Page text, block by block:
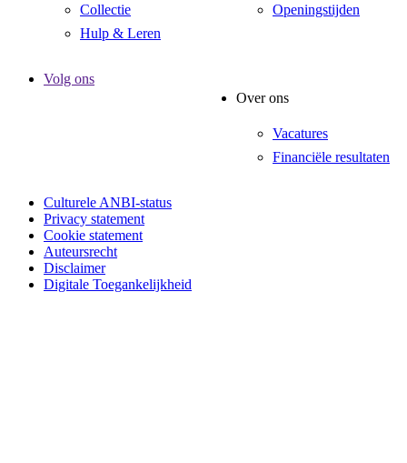
Collectie
Hulp & Leren
Openingstijden
Volg ons
Over ons
Vacatures
Financiële resultaten
Culturele ANBI-status
Privacy statement
Cookie statement
Auteursrecht
Disclaimer
Digitale Toegankelijkheid